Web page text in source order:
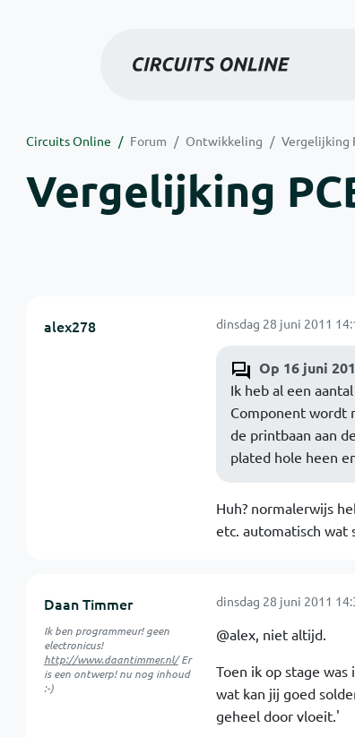
Circuits Online Forum Ontwikkeling Vergelijking
Vergelijking
alex278 dinsdag 28 juni 2011
Op 16 juni
Ik heb al een
Component wordt
de printbaan aan
plated hole heen
Huh? normalerwijs
etc. automatisch wat
Daan Timmer
Ik ben programmeur! geen
electronicus!
http://www.daantimmer.nl/Er
is een ontwerp! nu nog inhoud
:-)
dinsdag 28 juni 2011
@alex, niet altijd.
Toen ik op stage
wat kan jij goed
geheel door vloeit.'